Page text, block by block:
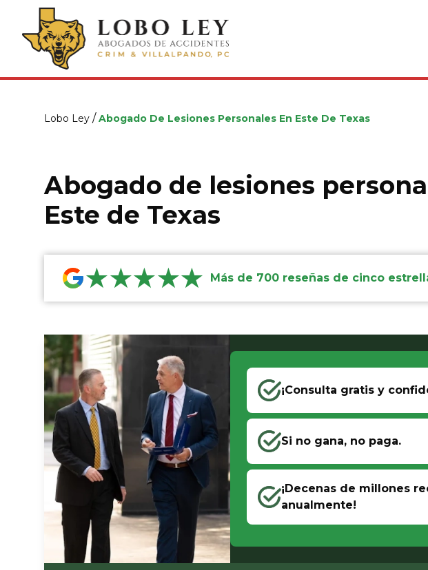
Lobo Ley / Abogado De Lesiones Personales En Este De Texas
Abogado de lesiones
Este de Texas
★★★★★ Más de 700 reseñas de cinco
¡Consulta gratis y
Si no gana, no paga.
¡Decenas de millones
anualmente!